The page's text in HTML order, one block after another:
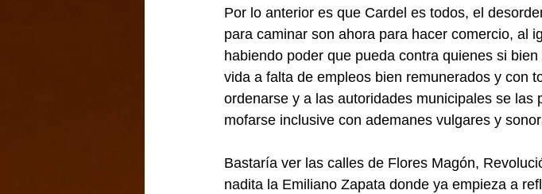
Por lo anterior es que Cardel es todos, el
para caminar son ahora para hacer comercio, al
habiendo poder que pueda contra quienes si
vida a falta de empleos bien remunerados y con
ordenarse y a las autoridades municipales se
mofarse inclusive con ademanes vulgares y
Bastaría ver las calles de Flores Magón,
nadita la Emiliano Zapata donde ya empieza a